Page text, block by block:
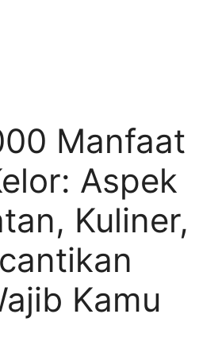
Manfaat
Aspek
Kuliner,
Kamu